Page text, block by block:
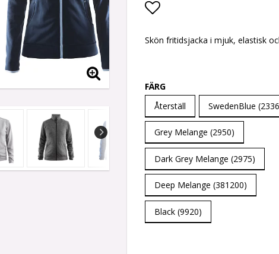
Skön fritidsjacka i mjuk, elastisk
FÄRG
Återställ
SwedenBlue
Grey Melange (2950)
Dark Grey Melange (2975)
Deep Melange (381200)
Black (9920)